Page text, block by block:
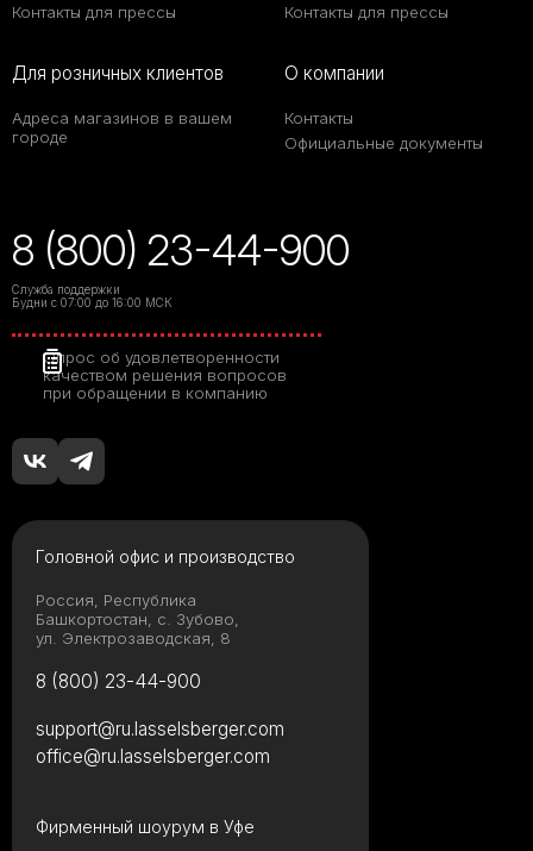
Контакты для прессы
Контакты для прессы
Для розничных клиентов
Адреса магазинов в вашем
городе
О компании
Контакты
Официальные документы
8 (800) 23-44-900
Служба поддержки
Будни с 07:00 до 16:00 МСК
Опрос об удовлетворенности
качеством решения вопросов
при обращении в компанию
Головной офис и производство
Россия, Республика
Башкортостан, с. Зубово,
ул. Электрозаводская, 8
8 (800) 23-44-900
Фирменный шоурум в Уфе
support@ru.lasselsberger.com
office@ru.lasselsberger.com